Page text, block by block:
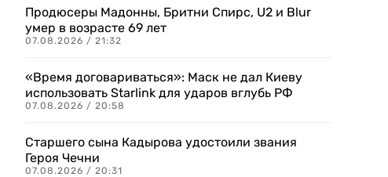
Продюсеры Мадонны, Бритни Спирс, U2 и Blur
умер в возрасте 69 лет
07.08.2026 / 21:32
«Время договариваться»: Маск не дал Киеву
использовать Starlink для ударов вглубь РФ
07.08.2026 / 20:58
Старшего сына Кадырова удостоили звания
Героя Чечни
07.08.2026 / 20:31